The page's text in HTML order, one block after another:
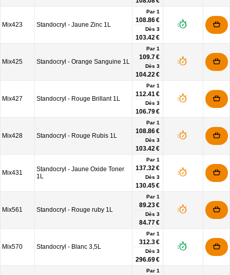
Mix423 Standocryl - Jaune Zinc 1L
Par 1
108.86 €
Dès 3
103.42 €
Mix425 Standocryl - Orange Sanguine 1L
Par 1
109.7 €
Dès 3
104.22 €
Mix427 Standocryl - Rouge Brillant 1L
Par 1
112.41 €
Dès 3
106.79 €
Mix428 Standocryl - Rouge Rubis 1L
Par 1
108.86 €
Dès 3
103.42 €
Mix431
Standocryl - Jaune Oxide Toner
1L
Par 1
137.32 €
Dès 3
130.45 €
Mix561 Standocryl - Rouge ruby 1L
Par 1
89.23 €
Dès 3
84.77 €
Mix570 Standocryl - Blanc 3,5L
Par 1
312.3 €
Dès 3
296.69 €
Par 1